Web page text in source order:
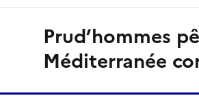
Prud’hommes
Méditerranée